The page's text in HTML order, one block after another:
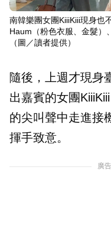
南韓樂團女團KiiiKiii現身也
Haum（粉色衣服、金髮）
（圖／讀者提供）
隨後，上週才現身
出嘉賓的女團
的尖叫聲中走進接
揮手致意。
廣